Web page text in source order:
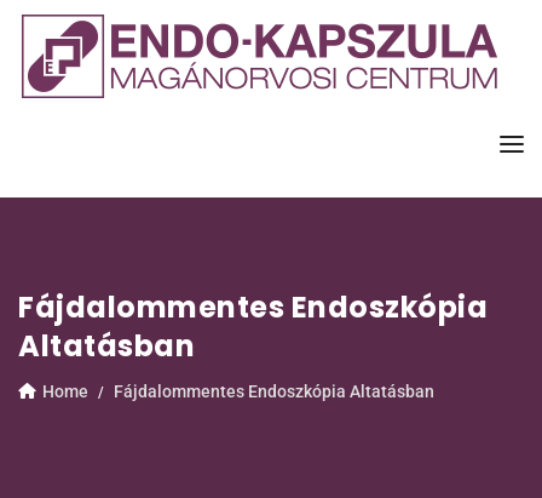
Fájdalommentes Endoszkópia
Altatásban
Home Fájdalommentes Endoszkópia Altatásban